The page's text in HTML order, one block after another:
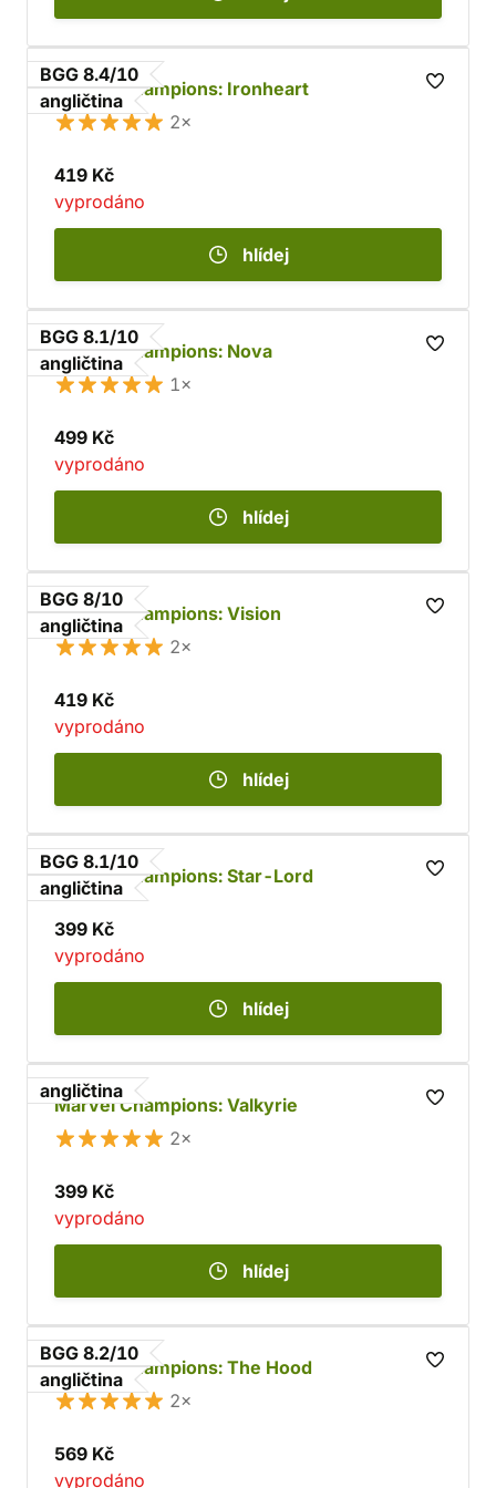
BGG 8.4/10
angličtina
Marvel Champions: Ironheart
2×
419 Kč
vyprodáno
hlídej
BGG 8.1/10
angličtina
Marvel Champions: Nova
1×
499 Kč
vyprodáno
hlídej
BGG 8/10
angličtina
Marvel Champions: Vision
2×
419 Kč
vyprodáno
hlídej
BGG 8.1/10
angličtina
Marvel Champions: Star-Lord
399 Kč
vyprodáno
hlídej
angličtina
Marvel Champions: Valkyrie
2×
399 Kč
vyprodáno
hlídej
BGG 8.2/10
angličtina
Marvel Champions: The Hood
2×
569 Kč
vyprodáno